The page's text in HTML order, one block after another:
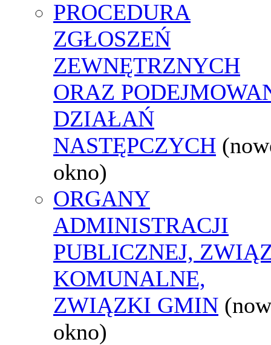
PROCEDURA
ZGŁOSZEŃ
ZEWNĘTRZNYCH
ORAZ
DZIAŁAŃ
NASTĘPCZYCH
okno)
ORGANY
ADMINISTRACJI
PUBLICZNEJ,
KOMUNALNE,
ZWIĄZKI GMIN
okno)